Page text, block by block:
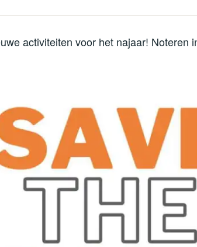
activiteiten voor het najaar! Noteren